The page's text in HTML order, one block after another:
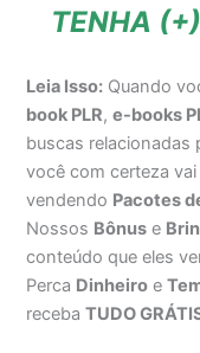
TENHA
Leia Isso: Quando
book PLR,e-books
buscas relacionadas
você com certeza
vendendo Pacotes
Nossos Bônus e
conteúdo que eles
Perca Dinheiro e
recebaTUDO